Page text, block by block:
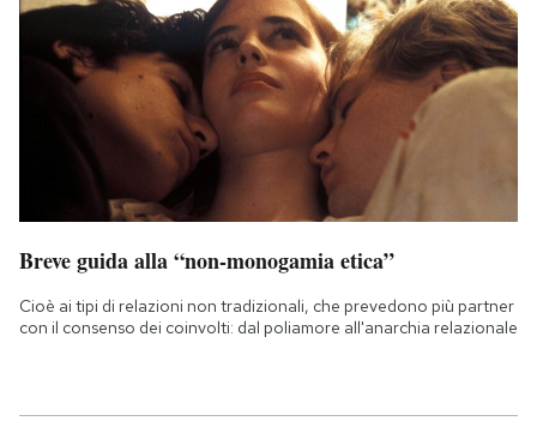
Breve guida alla “non-monogamia etica”
Cioè ai tipi di relazioni non tradizionali, che prevedono più partner
con il consenso dei coinvolti: dal poliamore all'anarchia relazionale